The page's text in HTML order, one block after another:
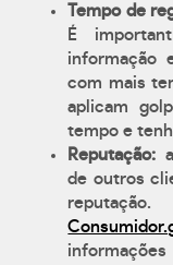
Tempo de
É
informação
com mais
aplicam
tempo e
Reputação:
de outros